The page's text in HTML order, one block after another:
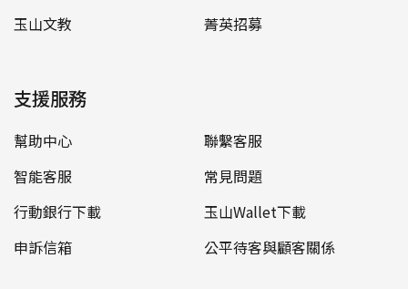
玉山文教
菁英招募
支援服務
幫助中心
聯繫客服
智能客服
常見問題
行動銀行下載
玉山Wallet下載
申訴信箱
公平待客與顧客關係